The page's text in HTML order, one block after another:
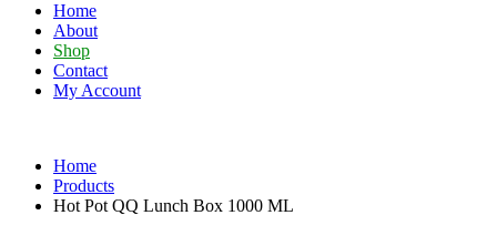
Home
About
Shop
Contact
My Account
Home
Products
Hot Pot QQ Lunch Box 1000 ML